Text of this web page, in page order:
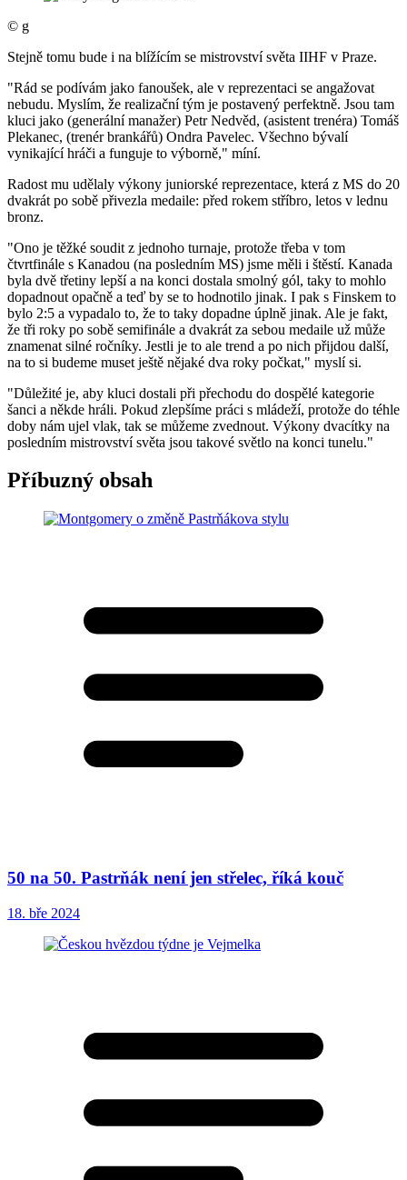
© g
Stejně tomu bude i na blížícím se mistrovství světa IIHF v Praze.
"Rád se podívám jako fanoušek, ale v reprezentaci se angažovat
nebudu. Myslím, že realizační tým je postavený perfektně. Jsou tam
kluci jako (generální manažer) Petr Nedvěd, (asistent trenéra) Tomáš
Plekanec, (trenér brankářů) Ondra Pavelec. Všechno bývalí
vynikající hráči a funguje to výborně," míní.
Radost mu udělaly výkony juniorské reprezentace, která z MS do 20
dvakrát po sobě přivezla medaile: před rokem stříbro, letos v lednu
bronz.
"Ono je těžké soudit z jednoho turnaje, protože třeba v tom
čtvrtfinále s Kanadou (na posledním MS) jsme měli i štěstí. Kanada
byla dvě třetiny lepší a na konci dostala smolný gól, taky to mohlo
dopadnout opačně a teď by se to hodnotilo jinak. I pak s Finskem to
bylo 2:5 a vypadalo to, že to taky dopadne úplně jinak. Ale je fakt,
že tři roky po sobě semifinále a dvakrát za sebou medaile už může
znamenat silné ročníky. Jestli je to ale trend a po nich přijdou další,
na to si budeme muset ještě nějaké dva roky počkat," myslí si.
"Důležité je, aby kluci dostali při přechodu do dospělé kategorie
šanci a někde hráli. Pokud zlepšíme práci s mládeží, protože do téhle
doby nám ujel vlak, tak se můžeme zvednout. Výkony dvacítky na
posledním mistrovství světa jsou takové světlo na konci tunelu."
Příbuzný obsah
50 na 50. Pastrňák není jen střelec, říká kouč
18. bře 2024